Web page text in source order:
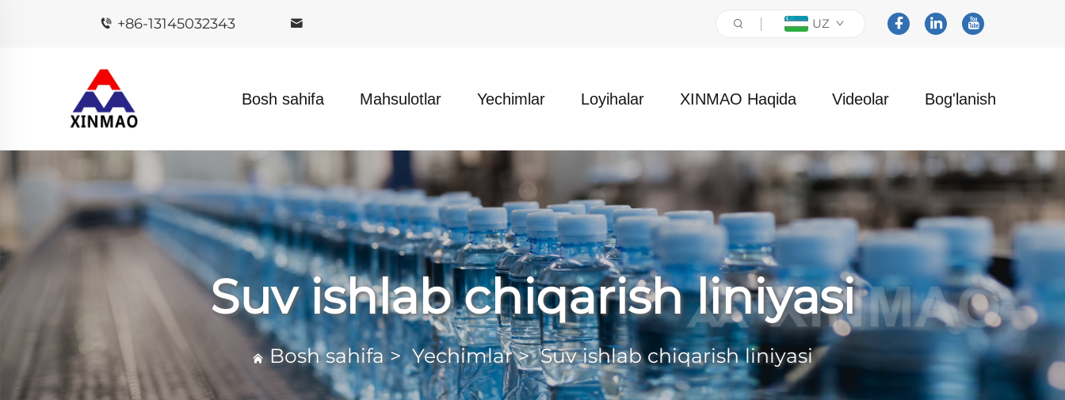
+86-13145032343 UZ
Bosh sahifa Mahsulotlar Yechimlar Loyihalar XINMAO Haqida Videolar Bog'lanish
Suv ishlab chiqarish liniyasi
Bosh sahifa >Yechimlar>Suv ishlab chiqarish liniyasi